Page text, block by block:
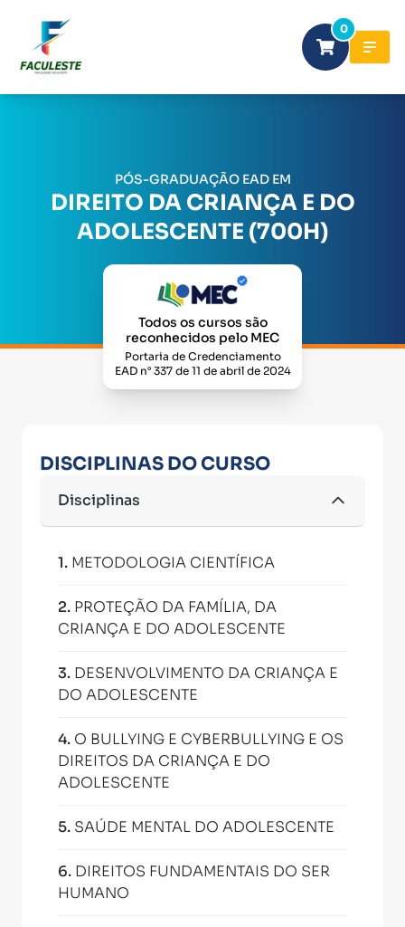
0
PÓS-GRADUAÇÃO EAD EM
DIREITO DA CRIANÇA E DO
ADOLESCENTE (700H)
Todos os cursos são
reconhecidos pelo MEC
Portaria de Credenciamento
EAD n° 337 de 11 de abril de 2024
DISCIPLINAS DO CURSO
Disciplinas
1. METODOLOGIA CIENTÍFICA
2. PROTEÇÃO DA FAMÍLIA, DA
CRIANÇA E DO ADOLESCENTE
3. DESENVOLVIMENTO DA CRIANÇA E
DO ADOLESCENTE
4. O BULLYING E CYBERBULLYING E OS
DIREITOS DA CRIANÇA E DO
ADOLESCENTE
5. SAÚDE MENTAL DO ADOLESCENTE
6. DIREITOS FUNDAMENTAIS DO SER
HUMANO